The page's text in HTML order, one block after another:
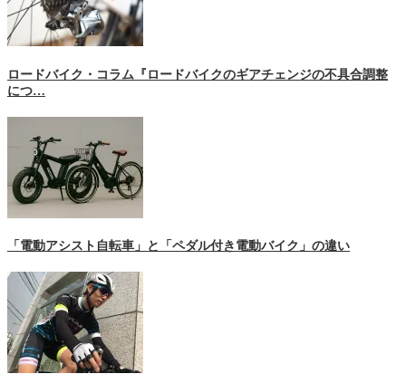
ロードバイク・コラム『ロードバイクのギアチェンジの不具合調整
につ…
「電動アシスト自転車」と「ペダル付き電動バイク」の違い